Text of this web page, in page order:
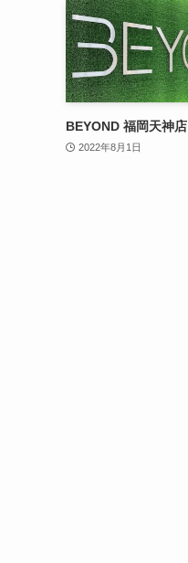
BEYOND 福岡天神店
2022年8月1日